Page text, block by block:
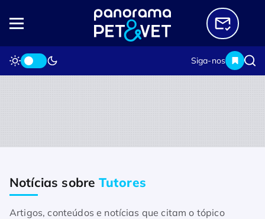
Siga-nos
Home Notícias sobre Tutores
Notícias sobreTutores
Artigos, conteúdos e notícias que citam o tópico